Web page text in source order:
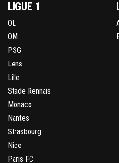
LIGUE 1
OL
OM
PSG
Lens
Lille
Stade Rennais
Monaco
Nantes
Strasbourg
Nice
Paris FC